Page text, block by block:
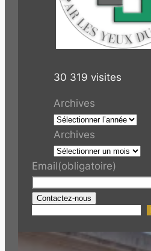
30 319 visites
Archives
Archives
Email(obligatoire)
Contactez-nous